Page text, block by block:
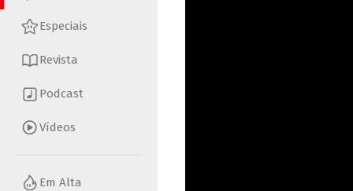
Especiais
Revista
Podcast
Vídeos
Em Alta